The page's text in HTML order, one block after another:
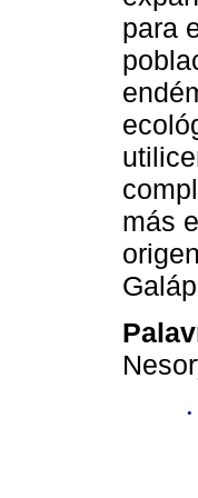
para
más
·